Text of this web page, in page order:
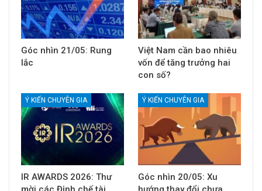
Góc nhìn 21/05: Rung
lắc
Việt Nam cần bao nhiêu
vốn để tăng trưởng hai
con số?
Ý KIẾN CHUYÊN GIA
IR AWARDS 2026: Thư
Ý KIẾN CHUYÊN GIA
Góc nhìn 20/05: Xu